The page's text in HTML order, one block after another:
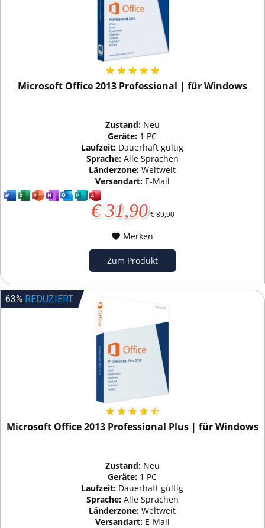
Microsoft Office 2013 Professional | für Windows
Zustand: Neu
Geräte: 1 PC
Laufzeit: Dauerhaft gültig
Sprache: Alle Sprachen
Länderzone:Weltweit
Versandart: E-Mail
€ 31,90 € 89,90
Merken
Zum Produkt
63% REDUZIERT
Microsoft Office 2013 Professional Plus | für Windows
Zustand: Neu
Geräte: 1 PC
Laufzeit: Dauerhaft gültig
Sprache: Alle Sprachen
Länderzone:Weltweit
Versandart: E-Mail